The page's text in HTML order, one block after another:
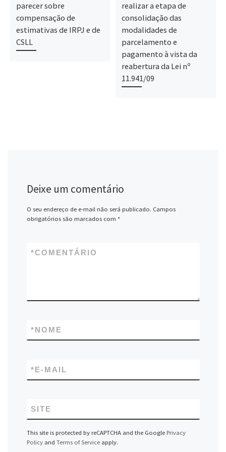
parecer sobre
compensação de
estimativas de IRPJ e de
CSLL
realizar a etapa de
consolidação das
modalidades de
parcelamento e
pagamento à vista da
reabertura da Lei nº
11.941/09
Deixe um comentário
O seu endereço de e-mail não será publicado. Campos
obrigatórios são marcados com *
COMENTÁRIO
*
NOME
*
E-MAIL
*
SITE
This site is protected by reCAPTCHA and the Google Privacy
Policyand Terms of Serviceapply.